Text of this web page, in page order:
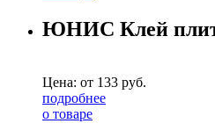
ЮНИС Клей
Цена: от 133 руб.
подробнее
о товаре